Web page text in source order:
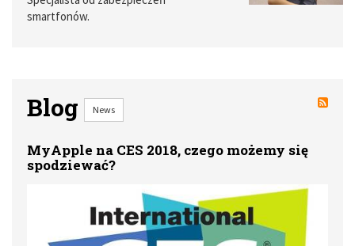
smartfonów.
Blog News
MyApple na CES 2018, czego możemy się
spodziewać?